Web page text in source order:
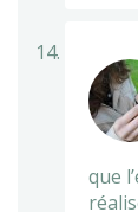
que